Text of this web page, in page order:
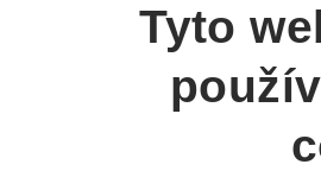
Tyto